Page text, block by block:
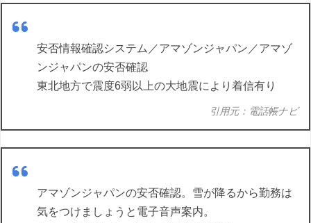
安否情報確認システム／アマゾンジャパン／アマゾ
ンジャパンの安否確認
東北地方で震度6弱以上の大地震により着信有り
引用元：電話帳ナビ
アマゾンジャパンの安否確認。雪が降るから勤務は
気をつけましょうと電子音声案内。